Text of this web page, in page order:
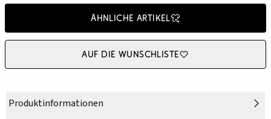
Ähnliche Artikel
Auf die Wunschliste
Produktinformationen